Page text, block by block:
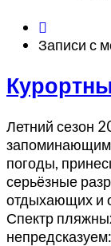
Записи с
Курортный
антураж
Летний сезон
погоды,
серьёзные
отдыхающих и
Спектр
непредсказуем: